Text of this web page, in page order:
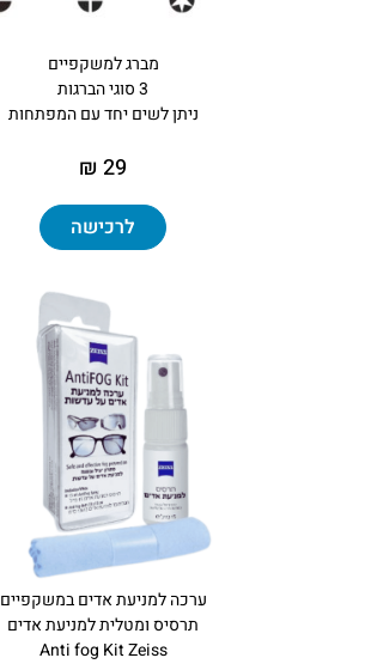
מברג למשקפיים
3 סוגי הברגות
ניתן לשים יחד עם המפתחות
29 ₪
לרכישה
ערכה למניעת אדים במשקפיים
תרסיס ומטלית למניעת אדים
Anti fog Kit Zeiss